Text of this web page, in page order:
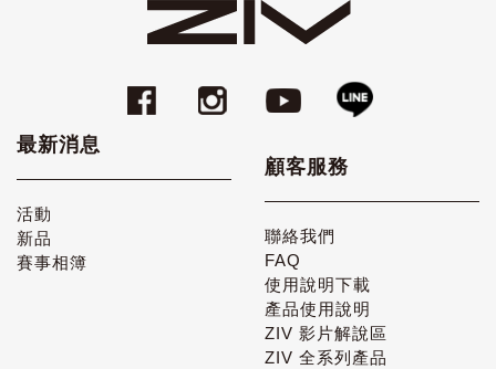
最新消息
活動
新品
賽事相簿
顧客服務
聯絡我們
FAQ
使用說明下載
產品使用說明
ZIV 影片解說區
ZIV 全系列產品